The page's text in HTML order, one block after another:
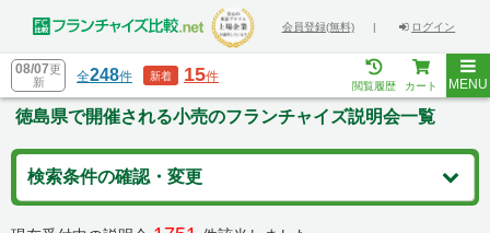
会員登録(無料) | ログイン
08/07更
新
全248件 新着 15件
閲覧履歴 カート MENU
徳島県で開催される小売のフランチャイズ説明会一覧
検索条件の確認・変更